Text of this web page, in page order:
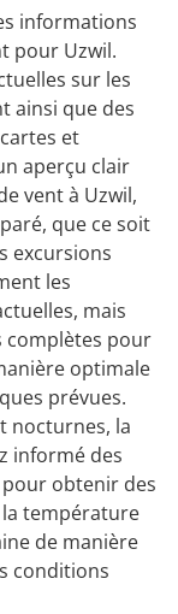
informations
pour Uzwil.
sur les
ainsi que des
et
aperçu clair
vent à Uzwil,
que ce soit
excursions
les
mais
complètes pour
optimale
prévues.
nocturnes, la
informé des
obtenir des
température
de manière
conditions